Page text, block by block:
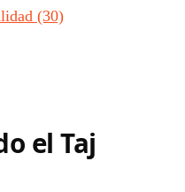
el Taj